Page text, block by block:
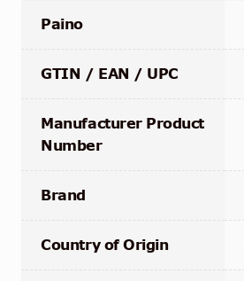
Paino
GTIN / EAN / UPC
Manufacturer Product
Number
Brand
Country of Origin